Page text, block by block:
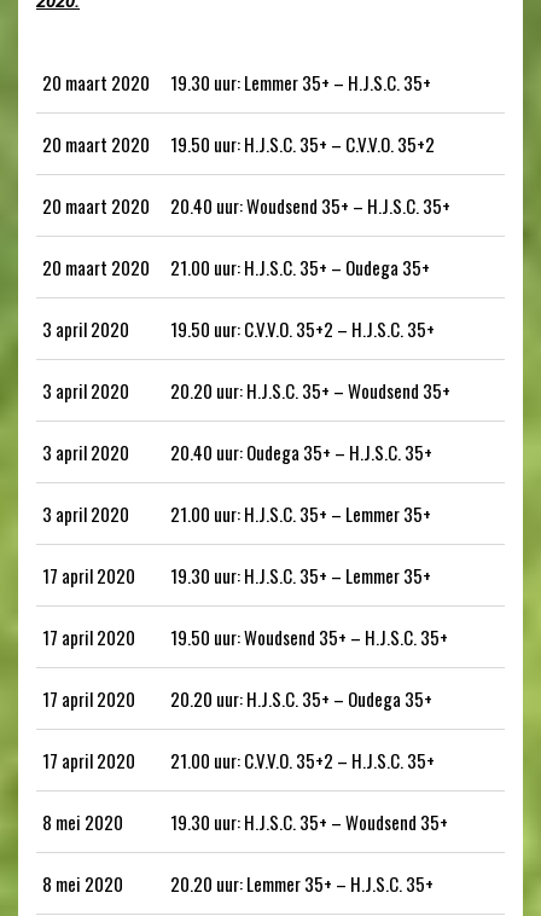
20 maart 2020 19.30 uur: Lemmer 35+ – H.J.S.C. 35+
20 maart 2020 19.50 uur: H.J.S.C. 35+ – C.V.V.O. 35+2
20 maart 2020 20.40 uur: Woudsend 35+ – H.J.S.C. 35+
20 maart 2020 21.00 uur: H.J.S.C. 35+ – Oudega 35+
3 april 2020 19.50 uur: C.V.V.O. 35+2 – H.J.S.C. 35+
3 april 2020 20.20 uur: H.J.S.C. 35+ – Woudsend 35+
3 april 2020 20.40 uur: Oudega 35+ – H.J.S.C. 35+
3 april 2020 21.00 uur: H.J.S.C. 35+ – Lemmer 35+
17 april 2020 19.30 uur: H.J.S.C. 35+ – Lemmer 35+
17 april 2020 19.50 uur: Woudsend 35+ – H.J.S.C. 35+
17 april 2020 20.20 uur: H.J.S.C. 35+ – Oudega 35+
17 april 2020 21.00 uur: C.V.V.O. 35+2 – H.J.S.C. 35+
8 mei 2020 19.30 uur: H.J.S.C. 35+ – Woudsend 35+
8 mei 2020 20.20 uur: Lemmer 35+ – H.J.S.C. 35+